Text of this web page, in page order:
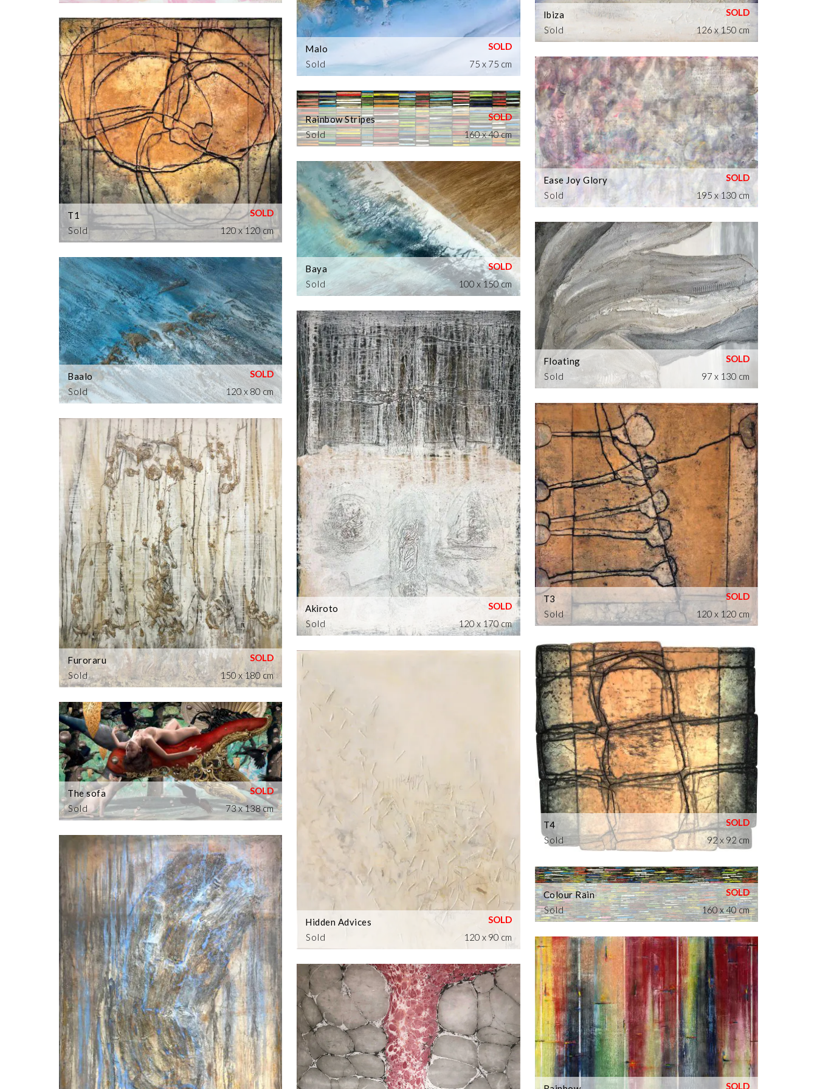
Sold
T1
120 x 120 cm
Sold
Baalo
120 x 80 cm
Sold
Furoraru
150 x 180 cm
Sold
The sofa
73 x 138 cm
Sold
Malo
75 x 75 cm
Sold
Rainbow Stripes
160 x 40 cm
Sold
Baya
100 x 150 cm
Sold
Akiroto
120 x 170 cm
Sold
Hidden Advices
120 x 90 cm
Sold
Ibiza
126 x 150 cm
Sold
Ease Joy Glory
195 x 130 cm
Sold
Floating
97 x 130 cm
Sold
T3
120 x 120 cm
Sold
T4
92 x 92 cm
Sold
Colour Rain
160 x 40 cm